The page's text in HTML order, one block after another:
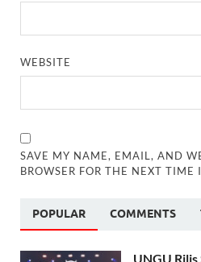
WEBSITE
SAVE MY NAME, EMAIL, AND
BROWSER FOR THE NEXT TIME
POPULAR COMMENTS
UNGU Rilis